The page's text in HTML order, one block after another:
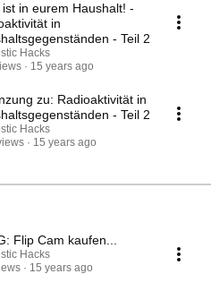
ist in eurem Haushalt! -
in
- Teil 2
Hacks
15 years ago
zu: Radioaktivität in
- Teil 2
Hacks
15 years ago
Flip Cam kaufen...
Hacks
15 years ago